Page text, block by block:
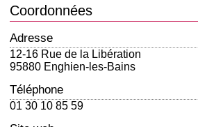
Coordonnées
Adresse
12-16 Rue de la Libération
95880 Enghien-les-Bains
Téléphone
01 30 10 85 59